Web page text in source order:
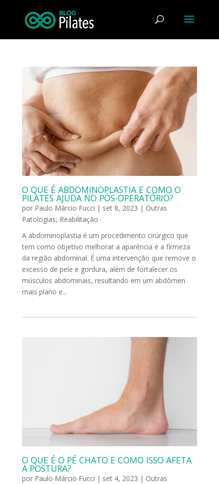
O QUE É ABDOMINOPLASTIA E COMO O
PILATES AJUDA NO PÓS-OPERATÓRIO?
por Paulo Márcio Fucci | set 8, 2023 | Outras
Patologias, Reabilitação
A abdominoplastia é um procedimento cirúrgico que
tem como objetivo melhorar a aparência e a firmeza
da região abdominal. É uma intervenção que remove o
excesso de pele e gordura, além de fortalecer os
músculos abdominais, resultando em um abdômen
mais plano e...
O QUE É O PÉ CHATO E COMO ISSO AFETA
A POSTURA?
por Paulo Márcio Fucci | set 4, 2023 | Outras